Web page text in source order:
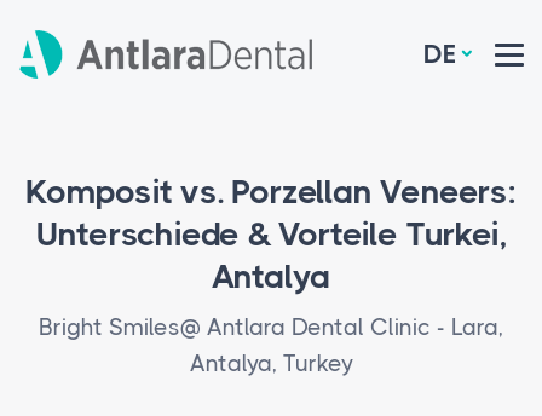
DE
Komposit vs. Porzellan Veneers:
Unterschiede & Vorteile Turkei,
Antalya
Bright Smiles@ Antlara Dental Clinic - Lara,
Antalya, Turkey